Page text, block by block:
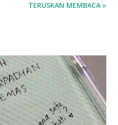
ANAK AKU ....adoiiii
Giant beli barang
kereta tu biasalah kan
anak jalan sampai masuk
anak 4 macam kami ni bahagi-
dan biasanya aku akan
TERUSKAN MEMBACA »